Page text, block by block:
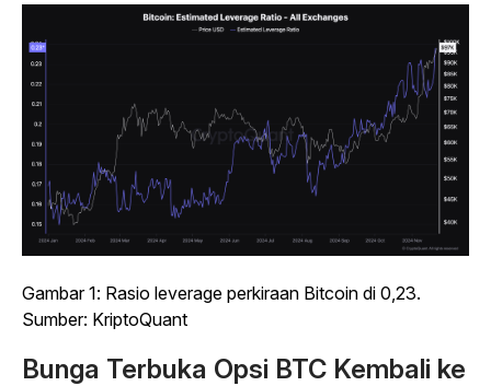
Gambar 1: Rasio leverage perkiraan Bitcoin di 0,23.
Sumber: KriptoQuant
Bunga Terbuka Opsi BTC Kembali ke